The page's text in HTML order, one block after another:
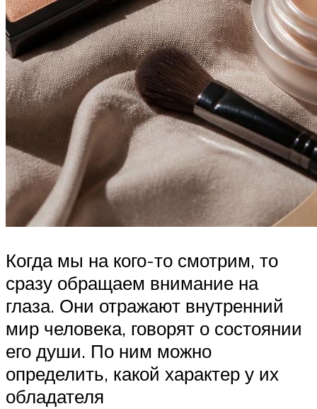
Когда мы на кого-то смотрим, то
сразу обращаем внимание на
глаза. Они отражают внутренний
мир человека, говорят о состоянии
его души. По ним можно
определить, какой характер у их
обладателя